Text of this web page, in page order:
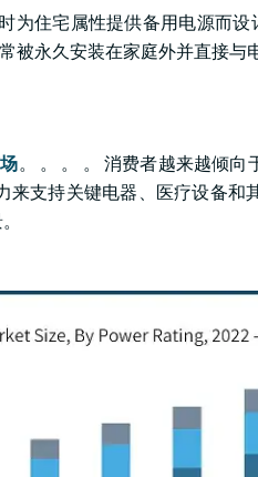
为住宅属性提供备用电源而
被永久安装在家庭外并直接
。 。 。 。 消费者越来越倾
支持关键电器、医疗设备和